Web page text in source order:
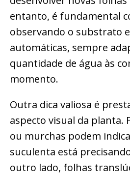
entanto, é fundamental
observando o substrato
automáticas, sempre
quantidade de água às
momento.
Outra dica valiosa é
aspecto visual da planta.
ou murchas podem
suculenta está
outro lado, folhas